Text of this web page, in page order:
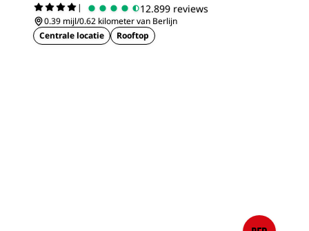
| 12.899 reviews
0.39 mijl/0.62 kilometer van Berlijn
Centrale locatie
Rooftop